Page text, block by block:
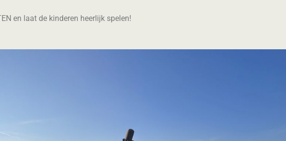
en laat de kinderen heerlijk spelen!